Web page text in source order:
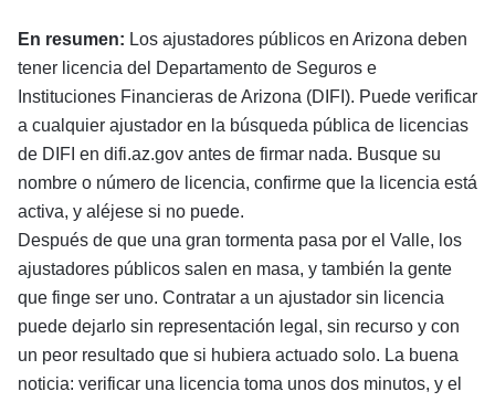
En resumen: Los ajustadores públicos en Arizona deben
tener licencia del Departamento de Seguros e
Instituciones Financieras de Arizona (DIFI). Puede verificar
a cualquier ajustador en la búsqueda pública de licencias
de DIFI en difi.az.gov antes de firmar nada. Busque su
nombre o número de licencia, confirme que la licencia está
activa, y aléjese si no puede.
Después de que una gran tormenta pasa por el Valle, los
ajustadores públicos salen en masa, y también la gente
que finge ser uno. Contratar a un ajustador sin licencia
puede dejarlo sin representación legal, sin recurso y con
un peor resultado que si hubiera actuado solo. La buena
noticia: verificar una licencia toma unos dos minutos, y el